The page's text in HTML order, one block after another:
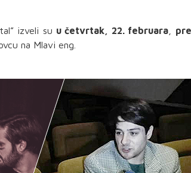
izveli su u četvrtak, 22. februara
na Mlavi eng.